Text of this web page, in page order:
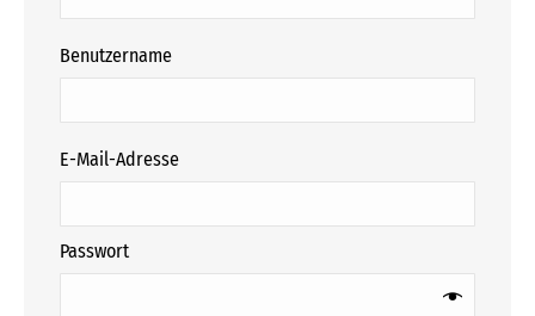
Benutzername
E-Mail-Adresse
Passwort